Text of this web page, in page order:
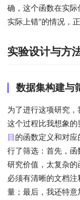
确，这个函数在实际
实际上错”的情况，
实验设计与方
数据集构建与
为了进行这项研究，
这个过程比我想象
目 的函数定义和对应
行了筛选：首先，
研究价值，太复杂
必须有清晰的文档
量；最后，我还特